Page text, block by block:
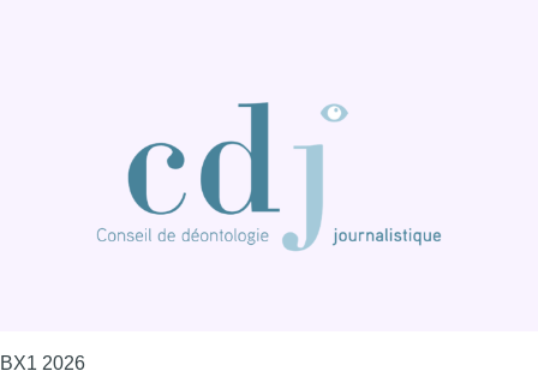
Consulter page Instagram